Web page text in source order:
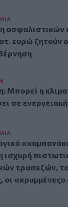
ασφαλιστικών
ευρώ ζητούν
Μπορεί η
σε
ισχυρή
τραπεζών,
οι «κρυμμένες»